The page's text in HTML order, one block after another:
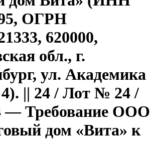
ОГРН
620000,
обл., г.
ул. Академика
|| 24 / Лот № 24 /
— Требование ООО
дом «Вита» к